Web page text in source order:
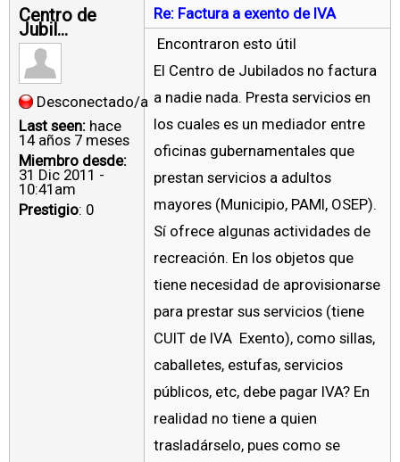
Centro de
Jubil...
Desconectado/a
Last seen: hace
14 años 7 meses
Miembro desde:
31 Dic 2011 -
10:41am
Prestigio: 0
Re: Factura a exento de IVA
Encontraron esto útil
El Centro de Jubilados no factura
a nadie nada. Presta servicios en
los cuales es un mediador entre
oficinas gubernamentales que
prestan servicios a adultos
mayores (Municipio, PAMI, OSEP).
Sí ofrece algunas actividades de
recreación. En los objetos que
tiene necesidad de aprovisionarse
para prestar sus servicios (tiene
CUIT de IVA Exento), como sillas,
caballetes, estufas, servicios
públicos, etc, debe pagar IVA? En
realidad no tiene a quien
trasladárselo, pues como se